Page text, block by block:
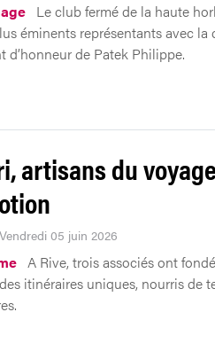
Le club fermé de la haute
éminents représentants avec
d’honneur de Patek Philippe.
artisans du
05 juin 2026
A Rive, trois associés ont
itinéraires uniques, nourris de